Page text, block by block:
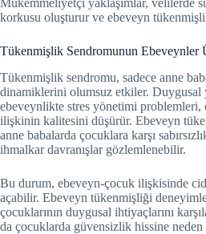
Mükemmeliyetçi yaklaşımlar, velilerde
korkusu oluşturur ve ebeveyn
Tükenmişlik Sendromunun Ebeveynler
Tükenmişlik sendromu, sadece anne
dinamiklerini olumsuz etkiler. Duygusal
ebeveynlikte stres yönetimi problemleri,
ilişkinin kalitesini düşürür. Ebeveyn
anne babalarda çocuklara karşı
ihmalkar davranışlar gözlemlenebilir.
Bu durum, ebeveyn-çocuk ilişkisinde
açabilir. Ebeveyn tükenmişliği
çocuklarının duygusal ihtiyaçlarını
da çocuklarda güvensizlik hissine neden